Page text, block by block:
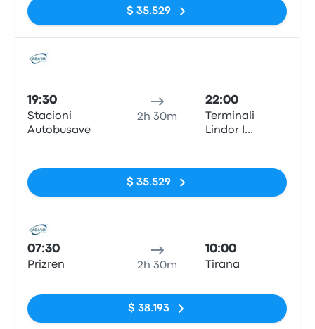
$ 35.529
19:30
Stacioni
Autobusave
2h 30m
22:00
Terminali
Lindor I
$ 35.529
07:30
Prizren 2h 30m
10:00
Tirana
$ 38.193